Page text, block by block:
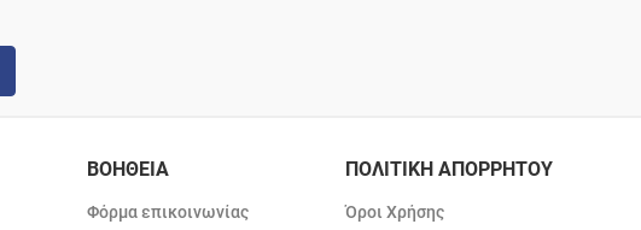
ΒΟΗΘΕΙΑ
Φόρμα επικοινωνίας
ΠΟΛΙΤΙΚΗ ΑΠΟΡΡΗΤΟΥ
Όροι Χρήσης